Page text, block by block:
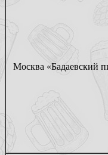
Москва «Бадаевский